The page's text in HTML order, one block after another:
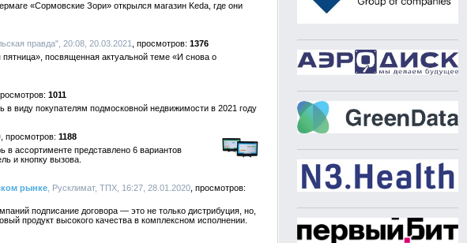
«Сормовские Зори» открылся магазин Keda, где они
правда", 20:08, 20.03.2021
1376
посвященная актуальной теме «И снова о
1011
виду покупателям подмосковной недвижимости в 2021 году
1188
ассортименте представлено 6 вариантов
и кнопку вызова.
рынке , Русклимат, ТПХ, 16:27, 28.01.2020
подписание договора — это не только дистрибуция, но,
продукт высокого качества в комплексном исполнении.